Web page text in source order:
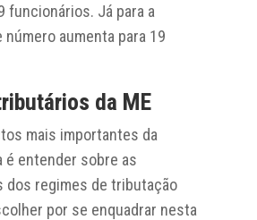
funcionários. Já para a
aumenta para 19
da ME
mais importantes da
é entender sobre as
dos regimes de tributação
por se enquadrar nesta